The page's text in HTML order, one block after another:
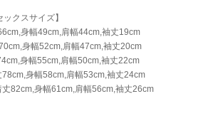
ックスサイズ】
身幅49cm,肩幅44cm,袖丈19cm
身幅52cm,肩幅47cm,袖丈20cm
身幅55cm,肩幅50cm,袖丈22cm
身幅58cm,肩幅53cm,袖丈24cm
丈82cm,身幅61cm,肩幅56cm,袖丈26cm